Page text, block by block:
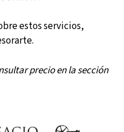
estos servicios,
precio en la sección